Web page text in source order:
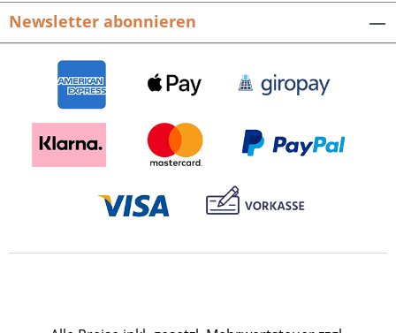
conducteur à l'aide d'un question naire,
celles qui ont recueilli ces témoignages
ont ainsi écrit un morceau d'histoire
régionale sur les femmes dans l'Espace
PAMINA. Les témoins sont issues de la
génération de la guerre et de l'après-
guerre. Dans les deux pays, elles
racontent – parfois d'une similitude
bouleversée durant ces temps di ciles et
comment chacune a réussi à s'en sortir.
actuelle du pays voisin. Frauen
Newsletter abonnieren